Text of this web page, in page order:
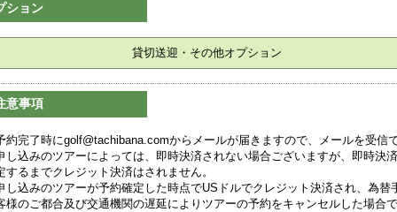
ション
貸切送迎・その他オプション
意事項
約完了時にgolf@tachibana.comからメールが届きますので、メールを受信
し込みのツアーによっては、即時決済されない場合ございますが、即時決
するまでクレジット決済はされません。
し込みのツアーが予約確定した時点でUSドルでクレジット決済され、為
様のご都合及び交通機関の遅延によりツアーの予約をキャンセルした場合